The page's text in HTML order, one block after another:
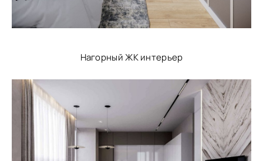
Нагорный ЖК интерьер